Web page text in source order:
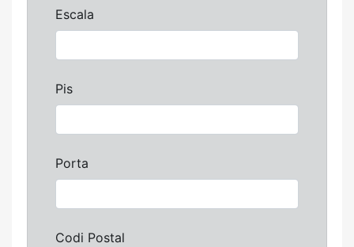
Escala
Pis
Porta
Codi Postal